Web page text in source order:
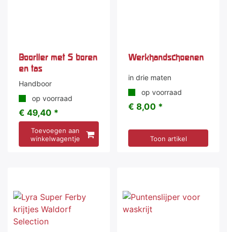
Boorlier met 5 boren
en tas
Handboor
op voorraad
€ 49,40 *
Toevoegen aan
winkelwagentje
Werkhandschoenen
in drie maten
op voorraad
€ 8,00 *
Toon artikel